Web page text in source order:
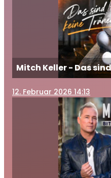
Mitch Keller - Das
12. Februar 2026 14:13